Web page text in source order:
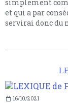
simplement
et qui a par
servirai donc du
16/10/2021